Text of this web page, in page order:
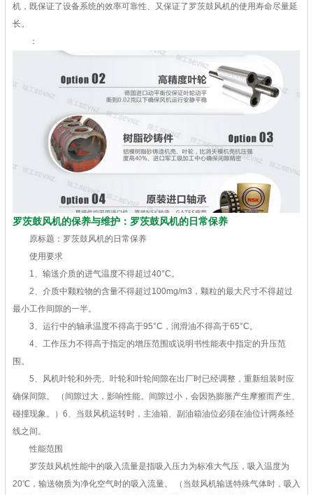
机，既保证了设备系统的效率可靠性、又保证了罗茨鼓风机的使用寿命尽量延
长。
：
罗茨鼓风机的保养与维护：罗茨鼓风机的日常保养
原标题：罗茨鼓风机的日常保养
使用要求
1、输送介质的进气温度不得超过40°C。
2、介质中颗粒物的含量不得超过100mg/m3，颗粒的最大尺寸不得超过
最小工作间隙的一半。
3、运行中的轴承温度不得高于95°C，润滑油不得高于65°C。
4、工作压力不得高于指定的增压范围或说明书性能表中指定的升压范
围。
5、风机叶轮和外壳、叶轮和叶轮间隙在出厂时已经调整，重新组装时应
确保间隙。 （间隙过大，影响性能。间隙过小，会因热膨胀产生摩擦而产生、
碰撞现象。）6、当鼓风机运转时，主油箱、副油箱油位必须在油位计两条经
线之间。
性能范围
罗茨鼓风机性能中的吸入流量是指吸入压力为标准大气压，吸入温度为
20℃，输送物质为净化空气时的吸入流量。 （当鼓风机输送特殊气体时，吸入